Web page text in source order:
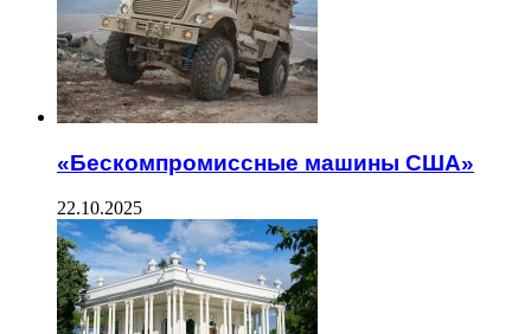
«Бескомпромиссные машины США»
22.10.2025